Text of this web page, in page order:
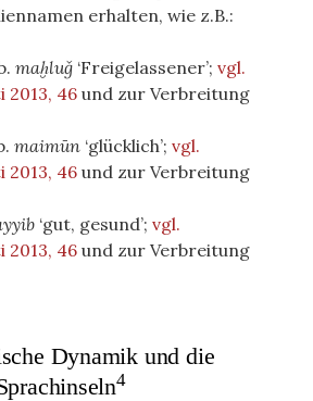
erhalten, wie z.B.:
maḫluǧ ‘Freigelassener’; vgl.
46 und zur Verbreitung
maimūn ‘glücklich’; vgl.
46 und zur Verbreitung
‘gut, gesund’; vgl.
46 und zur Verbreitung
Dynamik und die
4